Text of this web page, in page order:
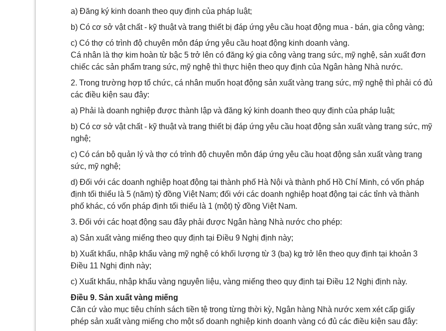
a) Đăng ký kinh doanh theo quy định của pháp luật;
b) Có cơ sở vật chất - kỹ thuật và trang thiết bị đáp ứng yêu cầu hoạt động mua - bán, gia công vàng;
c) Có thợ có trình độ chuyên môn đáp ứng yêu cầu hoạt động kinh doanh vàng.
Cá nhân là thợ kim hoàn từ bậc 5 trở lên có đăng ký gia công vàng trang sức, mỹ nghệ, sản xuất đơn
chiếc các sản phẩm trang sức, mỹ nghệ thì thực hiện theo quy định của Ngân hàng Nhà nước.
2. Trong trường hợp tổ chức, cá nhân muốn hoạt động sản xuất vàng trang sức, mỹ nghệ thì phải có đủ
các điều kiện sau đây:
a) Phải là doanh nghiệp được thành lập và đăng ký kinh doanh theo quy định của pháp luật;
b) Có cơ sở vật chất - kỹ thuật và trang thiết bị đáp ứng yêu cầu hoạt động sản xuất vàng trang sức, mỹ
nghệ;
c) Có cán bộ quản lý và thợ có trình độ chuyên môn đáp ứng yêu cầu hoạt động sản xuất vàng trang
sức, mỹ nghệ;
d) Đối với các doanh nghiệp hoạt động tại thành phố Hà Nội và thành phố Hồ Chí Minh, có vốn pháp
định tối thiểu là 5 (năm) tỷ đồng Việt Nam; đối với các doanh nghiệp hoạt động tại các tỉnh và thành
phố khác, có vốn pháp định tối thiểu là 1 (một) tỷ đồng Việt Nam.
3. Đối với các hoạt động sau đây phải được Ngân hàng Nhà nước cho phép:
a) Sản xuất vàng miếng theo quy định tại Điều 9 Nghị định này;
b) Xuất khẩu, nhập khẩu vàng mỹ nghệ có khối lượng từ 3 (ba) kg trở lên theo quy định tại khoản 3
Điều 11 Nghị định này;
c) Xuất khẩu, nhập khẩu vàng nguyên liệu, vàng miếng theo quy định tại Điều 12 Nghị định này.
Điều 9. Sản xuất vàng miếng
Căn cứ vào mục tiêu chính sách tiền tệ trong từng thời kỳ, Ngân hàng Nhà nước xem xét cấp giấy
phép sản xuất vàng miếng cho một số doanh nghiệp kinh doanh vàng có đủ các điều kiện sau đây: